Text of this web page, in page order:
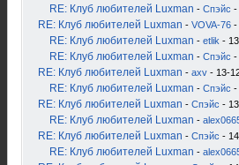
RE: Клуб любителей Luxman - Спэйс -
RE: Клуб любителей Luxman - VOVA-76 -
RE: Клуб любителей Luxman - etlik -
RE: Клуб любителей Luxman - Спэйс -
RE: Клуб любителей Luxman - axv - 13-
RE: Клуб любителей Luxman - Спэйс -
RE: Клуб любителей Luxman - Спэйс -
RE: Клуб любителей Luxman -
RE: Клуб любителей Luxman - Спэйс -
RE: Клуб любителей Luxman -